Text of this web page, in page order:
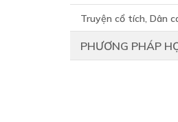
Truyện cổ tích, Dân
PHƯƠNG PHÁP